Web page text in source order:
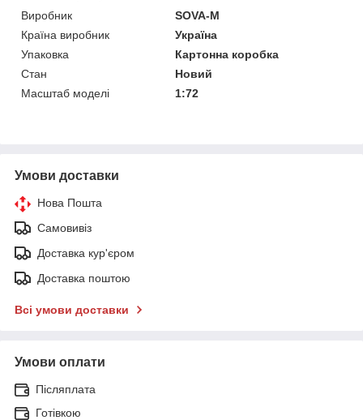
Виробник
SOVA-M
Країна виробник
Україна
Упаковка
Картонна коробка
Стан
Новий
Масштаб моделі
1:72
Умови доставки
Нова Пошта
Самовивіз
Доставка кур'єром
Доставка поштою
Всі умови доставки
Умови оплати
Післяплата
Готівкою